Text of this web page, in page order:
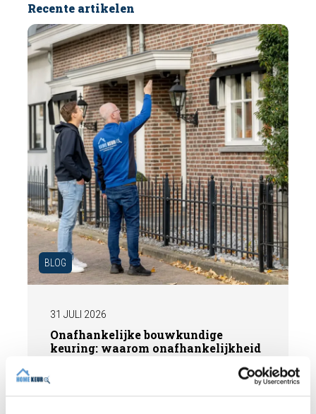
Recente artikelen
BLOG
31 JULI 2026
Onafhankelijke bouwkundige
keuring: waarom onafhankelijkheid
Bij de aankoop van een woning wilt u geen